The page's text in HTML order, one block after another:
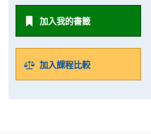
加入我的書籤
加入課程比較